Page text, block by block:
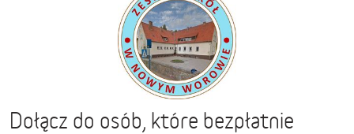
Dołącz do osób, które bezpłatnie